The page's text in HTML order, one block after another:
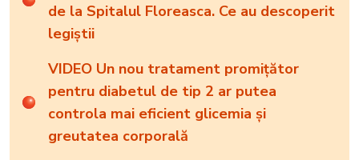
de la Spitalul Floreasca. Ce au descoperit
legiștii
VIDEO Un nou tratament promițător
pentru diabetul de tip 2 ar putea
controla mai eficient glicemia și
greutatea corporală